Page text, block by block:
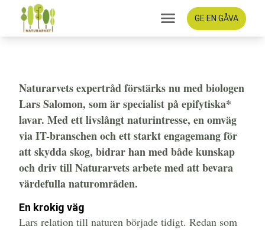
GE EN GÅVA
Naturarvets expertråd förstärks nu med biologen
Lars Salomon, som är specialist på epifytiska*
lavar. Med ett livslångt naturintresse, en omväg
via IT-branschen och ett starkt engagemang för
att skydda skog, bidrar han med både kunskap
och driv till Naturarvets arbete med att bevara
värdefulla naturområden.
En krokig väg
Lars relation till naturen började tidigt. Redan som